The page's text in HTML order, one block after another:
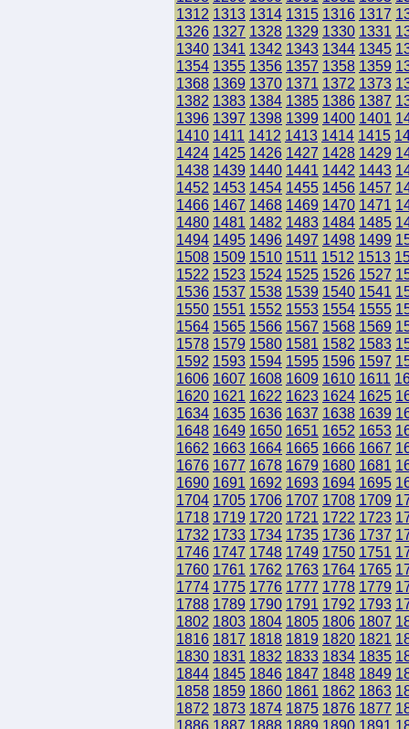
1312 1313 1314 1315 1316 1317
1326 1327 1328 1329 1330 1331
1340 1341 1342 1343 1344 1345
1354 1355 1356 1357 1358 1359
1368 1369 1370 1371 1372 1373
1382 1383 1384 1385 1386 1387
1396 1397 1398 1399 1400 1401
1410 1411 1412 1413 1414 1415
1424 1425 1426 1427 1428 1429
1438 1439 1440 1441 1442 1443
1452 1453 1454 1455 1456 1457
1466 1467 1468 1469 1470 1471
1480 1481 1482 1483 1484 1485
1494 1495 1496 1497 1498 1499
1508 1509 1510 1511 1512 1513
1522 1523 1524 1525 1526 1527
1536 1537 1538 1539 1540 1541
1550 1551 1552 1553 1554 1555
1564 1565 1566 1567 1568 1569
1578 1579 1580 1581 1582 1583
1592 1593 1594 1595 1596 1597
1606 1607 1608 1609 1610 1611
1620 1621 1622 1623 1624 1625
1634 1635 1636 1637 1638 1639
1648 1649 1650 1651 1652 1653
1662 1663 1664 1665 1666 1667
1676 1677 1678 1679 1680 1681
1690 1691 1692 1693 1694 1695
1704 1705 1706 1707 1708 1709
1718 1719 1720 1721 1722 1723
1732 1733 1734 1735 1736 1737
1746 1747 1748 1749 1750 1751
1760 1761 1762 1763 1764 1765
1774 1775 1776 1777 1778 1779
1788 1789 1790 1791 1792 1793
1802 1803 1804 1805 1806 1807
1816 1817 1818 1819 1820 1821
1830 1831 1832 1833 1834 1835
1844 1845 1846 1847 1848 1849
1858 1859 1860 1861 1862 1863
1872 1873 1874 1875 1876 1877
1886 1887 1888 1889 1890 1891